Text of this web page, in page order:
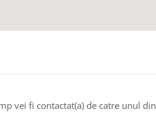
vei fi contactat(a) de catre unul din